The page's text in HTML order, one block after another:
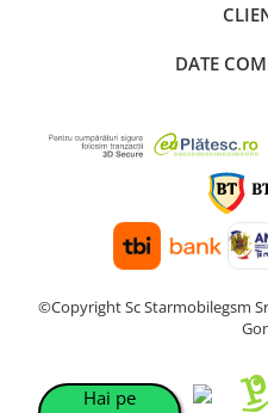
DATE
©Copyright Sc Starmobilegsm
Hai pe